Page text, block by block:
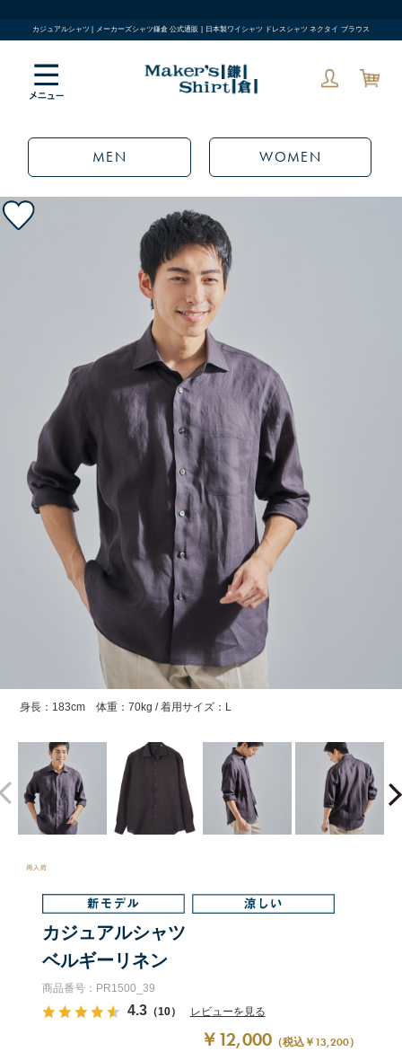
カジュアルシャツ | メーカーズシャツ鎌倉 公式通販 | 日本製ワイシャツ ドレスシャツ ネクタイ ブラウス
MEN WOMEN
身長：183cm 体重：70kg / 着用サイズ：L
カジュアルシャツ
ベルギーリネン
商品番号：PR1500_39
4.3（10） レビューを見る
￥12,000 （税込￥13,200）